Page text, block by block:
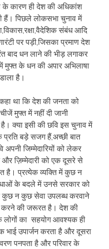
के कारण ही देश की अधिकांश
हैं। पिछले लोकसभा चुनाव में
संबंध आदि
पर पड़ी,जिसका प्रमाण देश
बाद धन लाने की भीड़ लगाकर
के धन की अपार अभिलाषा
है।
था कि देश की जनता को
मुफ्त में नहीं दी जानी
क्या इसी की छवि इस चुनाव में
प्रति बड़े सजग हैं,अच्छी बात
अपनी जिम्मेदारियों को लेकर
और ज़िम्मेदारी को एक दूसरे से
है। प्रत्येक व्यक्ति में कुछ न
के बदले में उनसे सरकार को
न कुछ सेवा उपलब्ध करवाने
करने की जरूरत है। देश की
लोगों का सहयोग आवश्यक ही
भाई उपार्जन करता है और दूसरा
पनपता है और परिवार के